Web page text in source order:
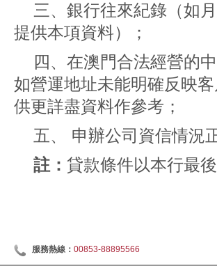
三、銀行往來紀錄（如
提供本項資料）；
四、在澳門合法經營的
如營運地址未能明確反映
供更詳盡資料作參考；
五、 申辦公司資信情況
註： 貸款條件以本行最後
服務熱線： 00853-88895566